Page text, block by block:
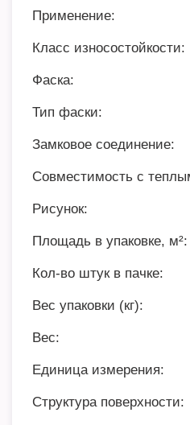
Применение:
Класс износостойкости:
Фаска:
Тип фаски:
Замковое соединение:
Совместимость с
Рисунок:
Площадь в упаковке, м²:
Кол-во штук в пачке:
Вес упаковки (кг):
Вес:
Единица измерения:
Структура поверхности: